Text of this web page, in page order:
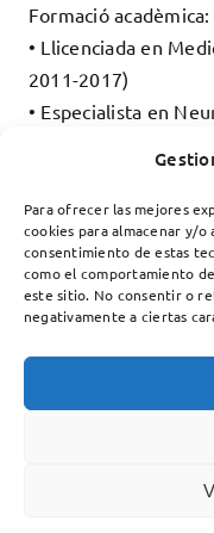
Para ofrecer las mejores
cookies para almacenar y/
consentimiento de estas
como el comportamiento
este sitio. No consentir o
negativamente a ciertas
Formació acadèmica:
• Llicenciada en
2011-2017)
• Especialista en
Unitat de
Carrer